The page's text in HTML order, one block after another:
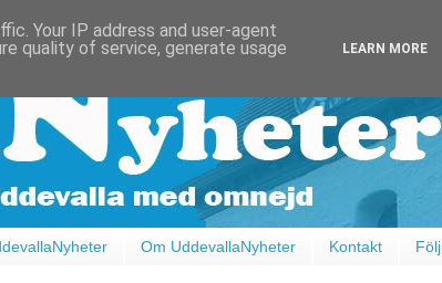
Om UddevallaNyheter Kontakt Följ
Your IP address and user-agent
quality of service, generate usage
LEARN MORE